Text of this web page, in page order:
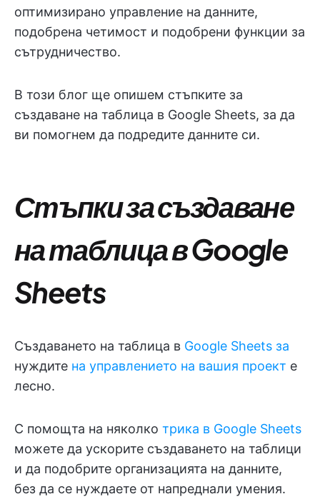
оптимизирано управление на данните,
подобрена четимост и подобрени функции за
сътрудничество.
В този блог ще опишем стъпките за
създаване на таблица в Google Sheets, за да
ви помогнем да подредите данните си.
Стъпки за създаване
на таблица в Google
Sheets
Създаването на таблица в Google Sheets за
нуждите на управлението на вашия проект е
лесно.
С помощта на няколко трика в Google Sheets
можете да ускорите създаването на таблици
и да подобрите организацията на данните,
без да се нуждаете от напреднали умения.